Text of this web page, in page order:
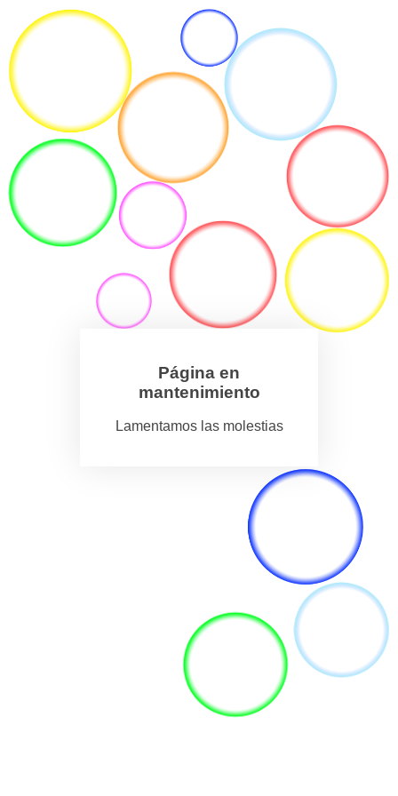
Página en
mantenimiento
Lamentamos las molestias